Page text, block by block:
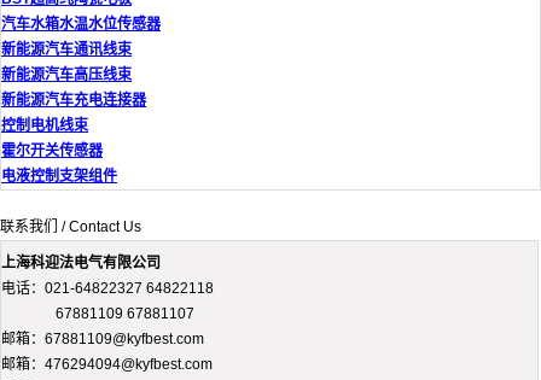
汽车水箱水温水位传感器
新能源汽车通讯线束
新能源汽车高压线束
新能源汽车充电连接器
控制电机线束
霍尔开关传感器
电液控制支架组件
联系我们 / Contact Us
上海科迎法电气有限公司
电话：021-64822327 64822118
67881109 67881107
邮箱：67881109@kyfbest.com
邮箱：476294094@kyfbest.com